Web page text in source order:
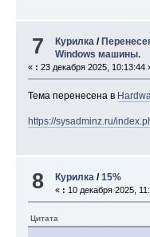
7 Курилка /
Windows машины.
« : 23 декабря 2025, 10:13:44
Тема перенесена в
https://sysadminz.ru/
8 Курилка /15%
« : 10 декабря 2025,
Цитата